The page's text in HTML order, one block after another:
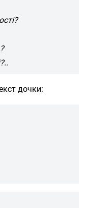
дочки: